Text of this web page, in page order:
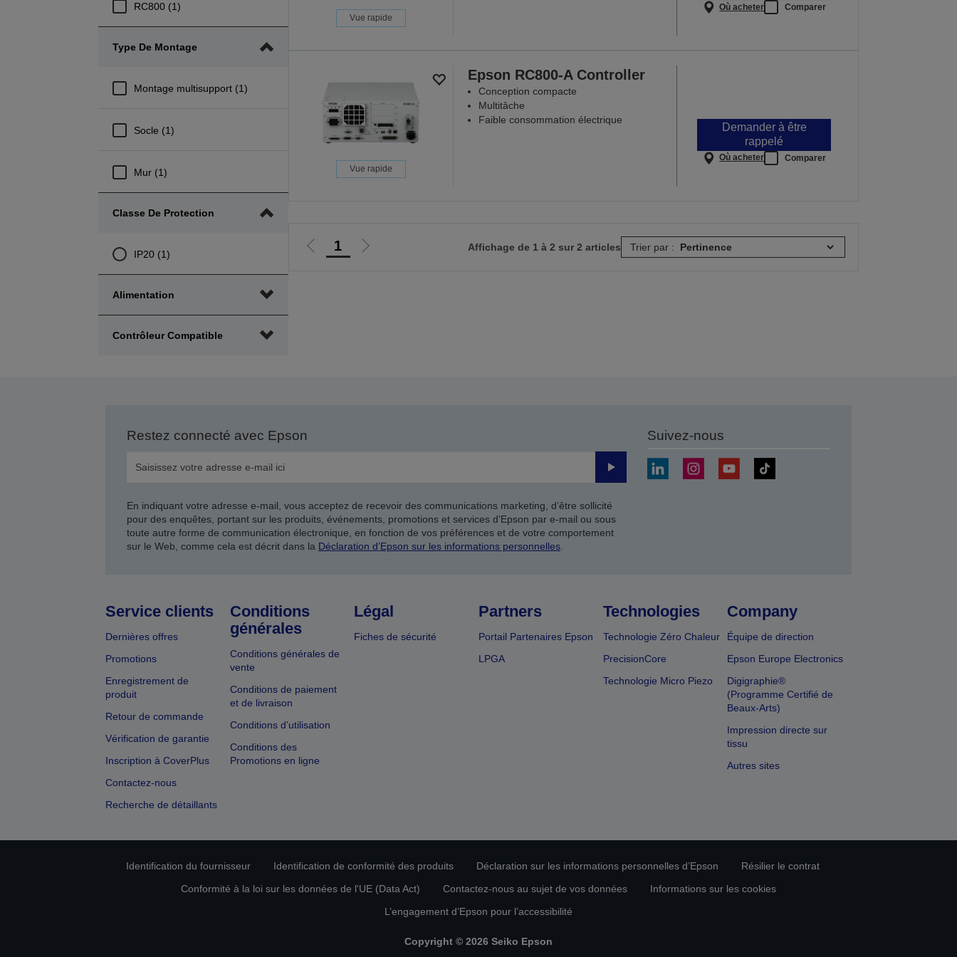
RC800 (1)
Type De Montage
Montage multisupport (1)
Socle (1)
Mur (1)
Classe De Protection
IP20 (1)
Alimentation
Contrôleur Compatible
Vue rapide
Où acheter Comparer
Vue rapide
Epson RC800-A Controller
Conception compacte
Multitâche
Faible consommation électrique
Demander à être
rappelé
Où acheter Comparer
Aller1
Aller
Affichage de 1 à 2 sur 2 articles Trier par :
Restez connecté avec Epson
Valider
En indiquant votre adresse e-mail, vous acceptez de recevoir des communications marketing, d’être sollicité
pour des enquêtes, portant sur les produits, événements, promotions et services d’Epson par e-mail ou sous
toute autre forme de communication électronique, en fonction de vos préférences et de votre comportement
sur le Web, comme cela est décrit dans la Déclaration d’Epson sur les informations personnelles.
Suivez-nous
Service clients
Dernières offres
Promotions
Enregistrement de
produit
Retour de commande
Vérification de garantie
Inscription à CoverPlus
Contactez-nous
Recherche de détaillants
Conditions
générales
Conditions générales de
vente
Conditions de paiement
et de livraison
Conditions d’utilisation
Conditions des
Promotions en ligne
Légal
Fiches de sécurité
Partners
Portail Partenaires Epson
LPGA
Technologies
Technologie Zéro Chaleur
PrecisionCore
Technologie Micro Piezo
Company
Équipe de direction
Epson Europe Electronics
Digigraphie®
(Programme Certifié de
Beaux-Arts)
Impression directe sur
tissu
Autres sites
Identification du fournisseur Identification de conformité des produits Déclaration sur les informations personnelles d’Epson
Résilier le contrat
Conformité à la loi sur les données de l'UE (Data Act)
Contactez-nous au sujet de vos données
Informations sur les cookies
L’engagement d’Epson pour l’accessibilité
Copyright © 2026 Seiko Epson